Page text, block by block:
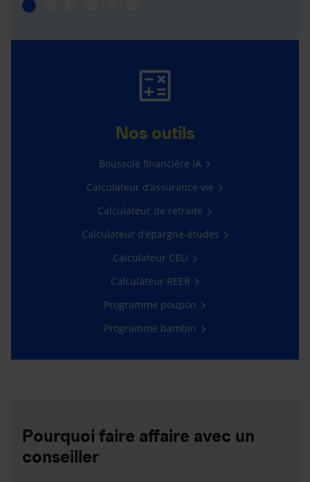
Nos outils
Boussole financière iA
Calculateur d’assurance vie
Calculateur de retraite
Calculateur d’épargne-études
Calculateur CELI
Calculateur REER
Programme poupon
Programme bambin
Pourquoi faire affaire avec un
conseiller